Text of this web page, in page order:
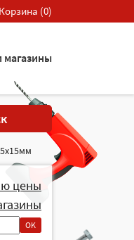
Корзина (0)
цены
OK